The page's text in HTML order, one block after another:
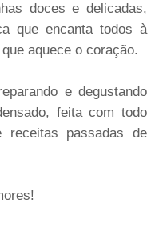
doces e delicadas,
que encanta todos à
aquece o coração.
e degustando
feita com todo
receitas passadas de